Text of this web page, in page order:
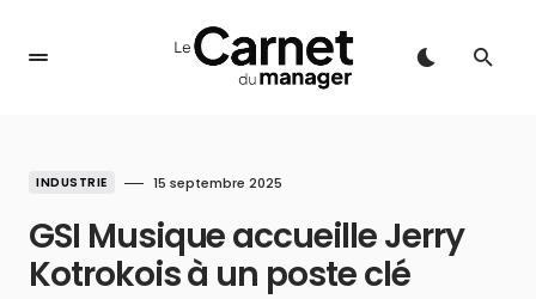
INDUSTRIE 15 septembre 2025
GSI Musique accueille Jerry
Kotrokois à un poste clé